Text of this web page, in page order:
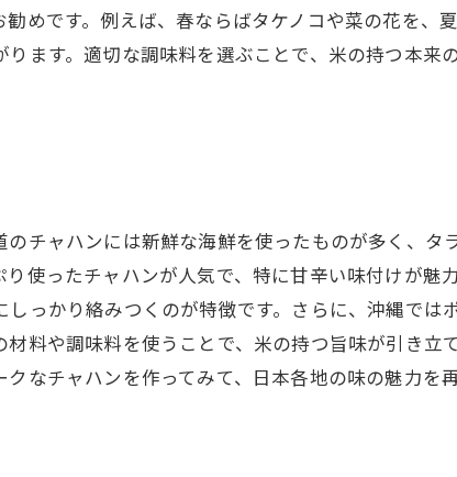
めです。例えば、春ならばタケノコや菜の花を、
ます。適切な調味料を選ぶことで、米の持つ本来
チャハンには新鮮な海鮮を使ったものが多く、タ
使ったチャハンが人気で、特に甘辛い味付けが魅
っかり絡みつくのが特徴です。さらに、沖縄では
料や調味料を使うことで、米の持つ旨味が引き立
なチャハンを作ってみて、日本各地の味の魅力を